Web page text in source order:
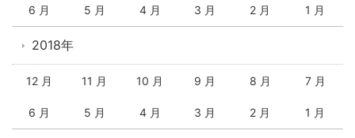
6 月 5 月 4 月 3 月 2 月 1 月
2018年
12 月 11 月 10 月 9 月 8 月 7 月
6 月 5 月 4 月 3 月 2 月 1 月